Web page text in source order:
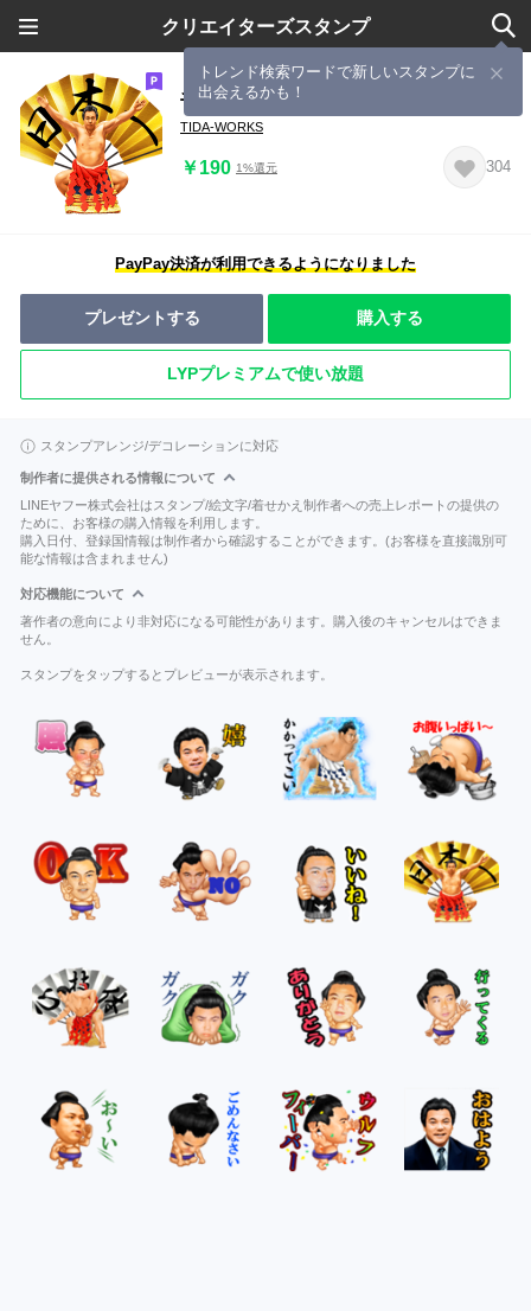
クリエイターズスタンプ
トレンド検索ワードで新しいスタンプに
出会えるかも！
千代の富士 ～九重親方～
TIDA-WORKS
￥190 1%還元 304
PayPay決済が利用できるようになりました
プレゼントする 購入する
LYPプレミアムで使い放題
スタンプアレンジ/デコレーションに対応
制作者に提供される情報について
LINEヤフー株式会社はスタンプ/絵文字/着せかえ制作者への売上レポートの提供の
ために、お客様の購入情報を利用します。
購入日付、登録国情報は制作者から確認することができます。(お客様を直接識別可
能な情報は含まれません)
対応機能について
著作者の意向により非対応になる可能性があります。購入後のキャンセルはできま
せん。
スタンプをタップするとプレビューが表示されます。